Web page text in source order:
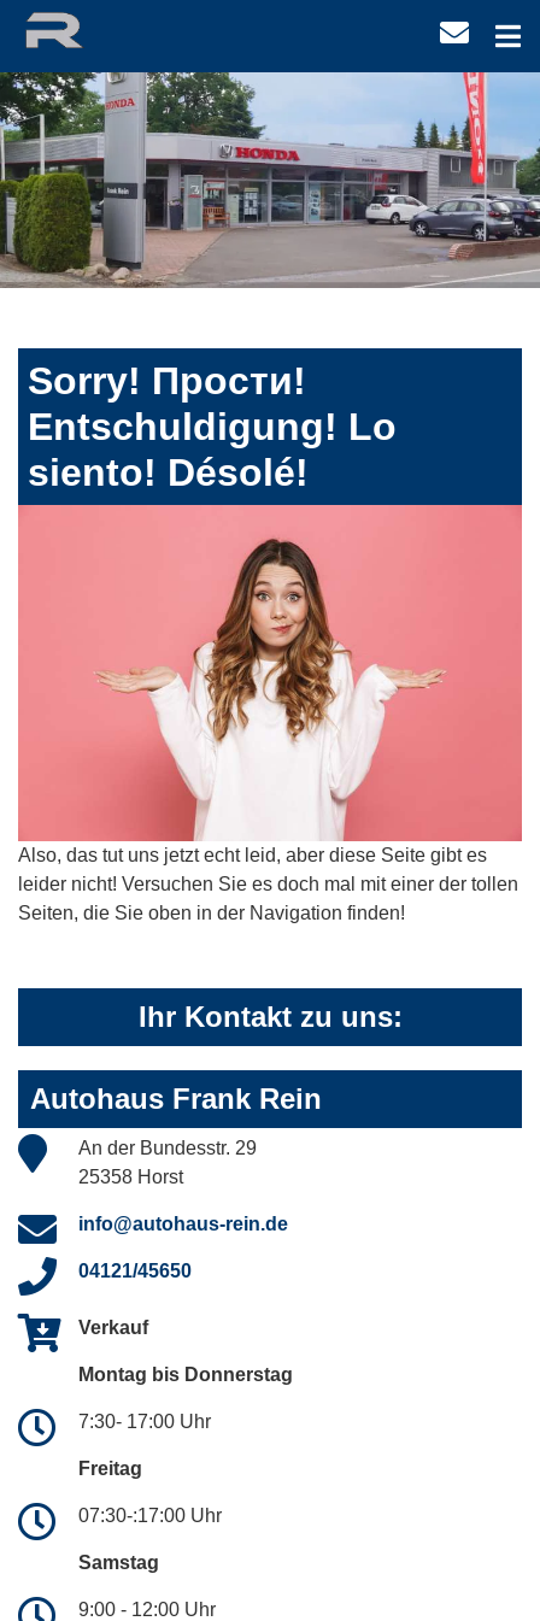
Sorry! Прости!
Entschuldigung! Lo
siento! Désolé!
Also, das tut uns jetzt echt leid, aber diese Seite gibt es
leider nicht! Versuchen Sie es doch mal mit einer der tollen
Seiten, die Sie oben in der Navigation finden!
Ihr Kontakt zu uns:
Autohaus Frank Rein
An der Bundesstr. 29
25358 Horst
info@autohaus-rein.de
04121/45650
Verkauf
Montag bis Donnerstag
7:30- 17:00 Uhr
Freitag
07:30-:17:00 Uhr
Samstag
9:00 - 12:00 Uhr